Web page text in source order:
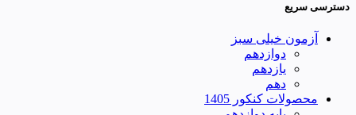
دسترسی سریع
آزمون خیلی سبز
دوازدهم
یازدهم
دهم
محصولات کنکور 1405